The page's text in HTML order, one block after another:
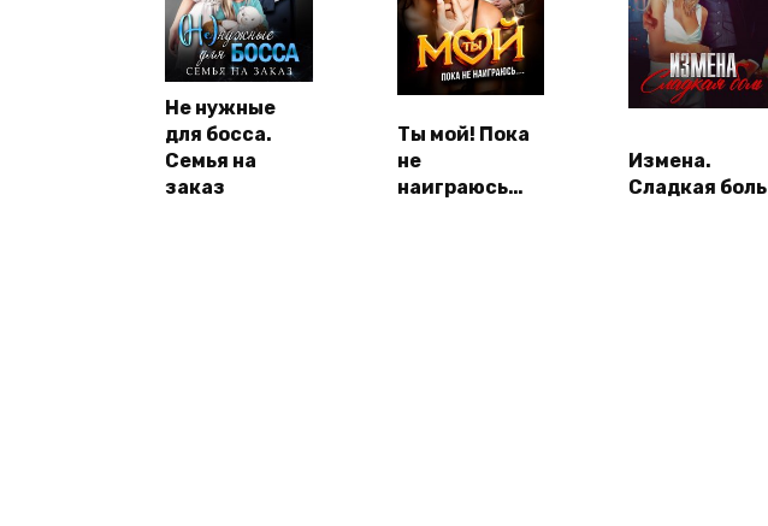
Не нужные
для босса.
Семья на
заказ
Ты мой! Пока
не
наиграюсь…
Измена.
Сладкая боль